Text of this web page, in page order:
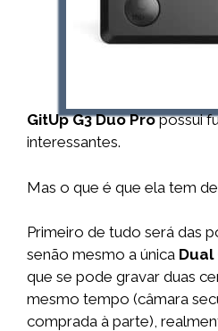
GitUp G3 Duo Propossui
interessantes.
Mas o que é que ela tem
Primeiro de tudo será das
senão mesmo a única Dual
que se pode gravar duas
mesmo tempo (câmara
comprada à parte),